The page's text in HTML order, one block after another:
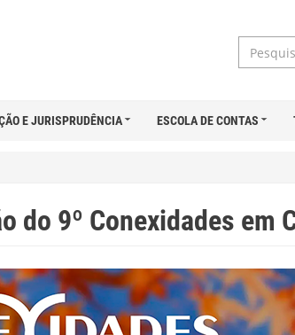
E JURISPRUDÊNCIA ESCOLA DE CONTAS
do 9º Conexidades em